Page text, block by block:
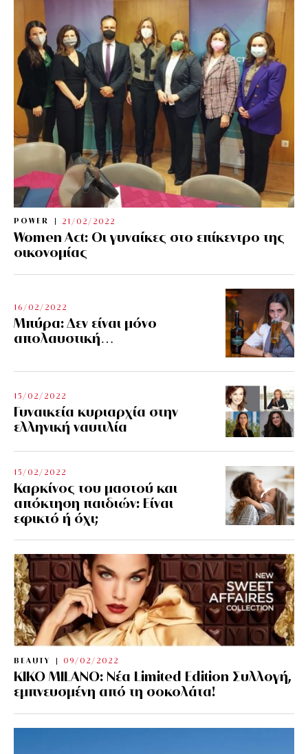
POWER 21/02/2022
Women Act: Οι γυναίκες στο επίκεντρο της
οικονομίας
16/02/2022
Μπύρα: Δεν είναι μόνο
απολαυστική…
15/02/2022
Γυναικεία κυριαρχία στην
ελληνική ναυτιλία
15/02/2022
Καρκίνος του μαστού και
απόκτηση παιδιών: Είναι
εφικτό ή όχι;
BEAUTY 09/02/2022
KIKO MILANO: Νέα Limited Edition Συλλογή,
εμπνευσμένη από τη σοκολάτα!